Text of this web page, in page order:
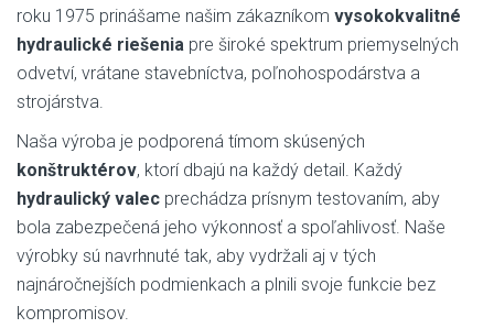
roku 1975 prinášame našim zákazníkom vysokokvalitné
hydraulické riešenia pre široké spektrum priemyselných
odvetví, vrátane stavebníctva, poľnohospodárstva a
strojárstva.
Naša výroba je podporená tímom skúsených
konštruktérov, ktorí dbajú na každý detail. Každý
hydraulický valec prechádza prísnym testovaním, aby
bola zabezpečená jeho výkonnosť a spoľahlivosť. Naše
výrobky sú navrhnuté tak, aby vydržali aj v tých
najnáročnejších podmienkach a plnili svoje funkcie bez
kompromisov.